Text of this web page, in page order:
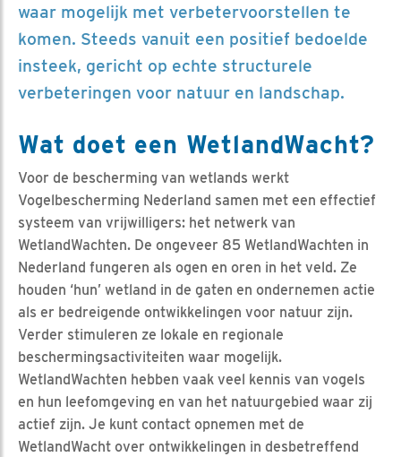
waar mogelijk met verbetervoorstellen te
komen. Steeds vanuit een positief bedoelde
insteek, gericht op echte structurele
verbeteringen voor natuur en landschap.
Wat doet een WetlandWacht?
Voor de bescherming van wetlands werkt
Vogelbescherming Nederland samen met een effectief
systeem van vrijwilligers: het netwerk van
WetlandWachten. De ongeveer 85 WetlandWachten in
Nederland fungeren als ogen en oren in het veld. Ze
houden ‘hun’ wetland in de gaten en ondernemen actie
als er bedreigende ontwikkelingen voor natuur zijn.
Verder stimuleren ze lokale en regionale
beschermingsactiviteiten waar mogelijk.
WetlandWachten hebben vaak veel kennis van vogels
en hun leefomgeving en van het natuurgebied waar zij
actief zijn. Je kunt contact opnemen met de
WetlandWacht over ontwikkelingen in desbetreffend